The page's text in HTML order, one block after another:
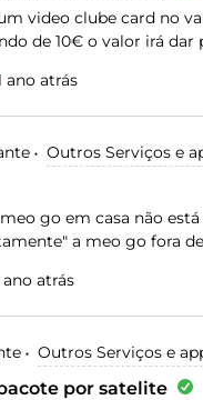
video clube card no
de 10€ o valor irá dar
ano atrás
Outros Serviços e
go em casa não
a meo go fora
e deixem-me
Este tipo de situação é
dizer que é um
que não tenho o
fazer uma
ano atrás
Outros Serviços e
por satelite